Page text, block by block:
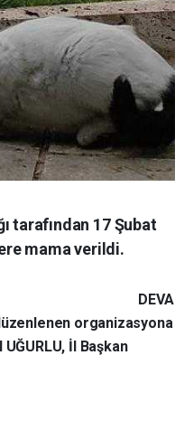
tarafından 17 Şubat
mama verildi.
DEVA
organizasyona
UĞURLU, İl Başkan